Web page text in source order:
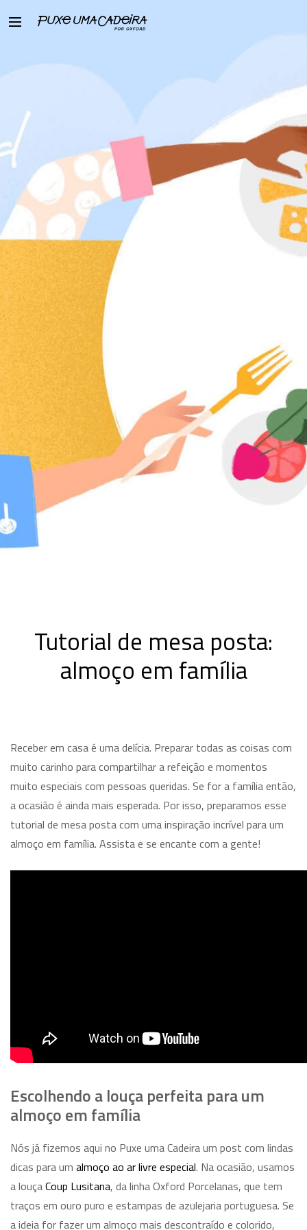
Tutorial de mesa posta:
almoço em família
Receber em casa é uma delícia. Preparar todas as coisas com
muito carinho para compartilhar a refeição e momentos
muito especiais com pessoas queridas. Se for a família então,
a ocasião é ainda mais esperada. Por isso, preparamos esse
tutorial de mesa posta com uma inspiração incrível para um
almoço em família. Assista e se encante com a gente!
Escolhendo a louça perfeita para um
almoço em família
Nós já fizemos aqui no Puxe uma Cadeira um post com lindas
dicas para um almoço ao ar livre especial. Na ocasião, usamos
a louçaCoup Lusitana, da linha Oxford Porcelanas, que tem
traços em ouro puro e estampas de azulejaria portuguesa. Se
a ideia for fazer um almoço mais descontraído e colorido,